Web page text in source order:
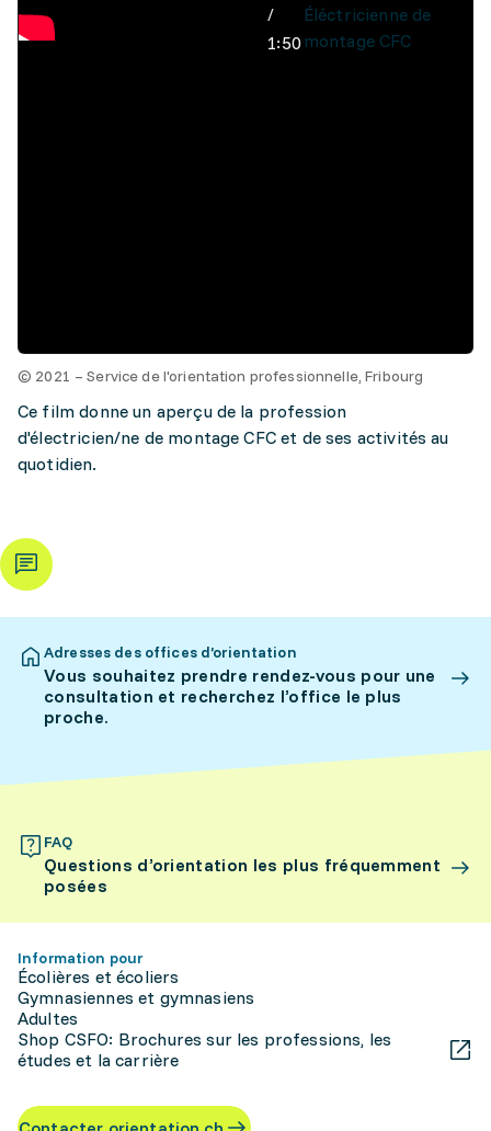
/
1:50
Éléctricienne de
montage CFC
© 2021 – Service de l'orientation professionnelle, Fribourg
Ce film donne un aperçu de la profession
d'électricien/ne de montage CFC et de ses activités au
quotidien.
Adresses des offices d’orientation
Vous souhaitez prendre rendez-vous pour une
consultation et recherchez l’office le plus
proche.
FAQ
Questions d’orientation les plus fréquemment
posées
Information pour
Écolières et écoliers
Gymnasiennes et gymnasiens
Adultes
Shop CSFO: Brochures sur les professions, les
études et la carrière